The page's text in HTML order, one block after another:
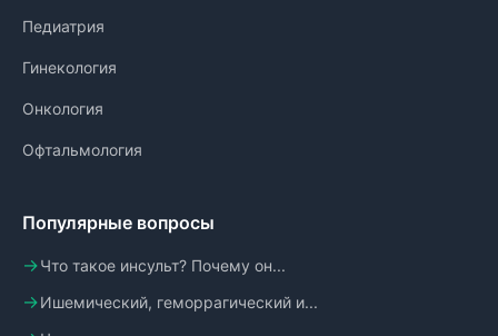
Педиатрия
Гинекология
Онкология
Офтальмология
Популярные вопросы
Что такое инсульт? Почему он...
Ишемический, геморрагический и...